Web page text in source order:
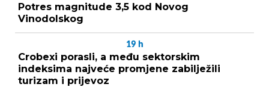
Potres magnitude 3,5 kod Novog
Vinodolskog
19 h
Crobexi porasli, a među sektorskim
indeksima najveće promjene zabilježili
turizam i prijevoz